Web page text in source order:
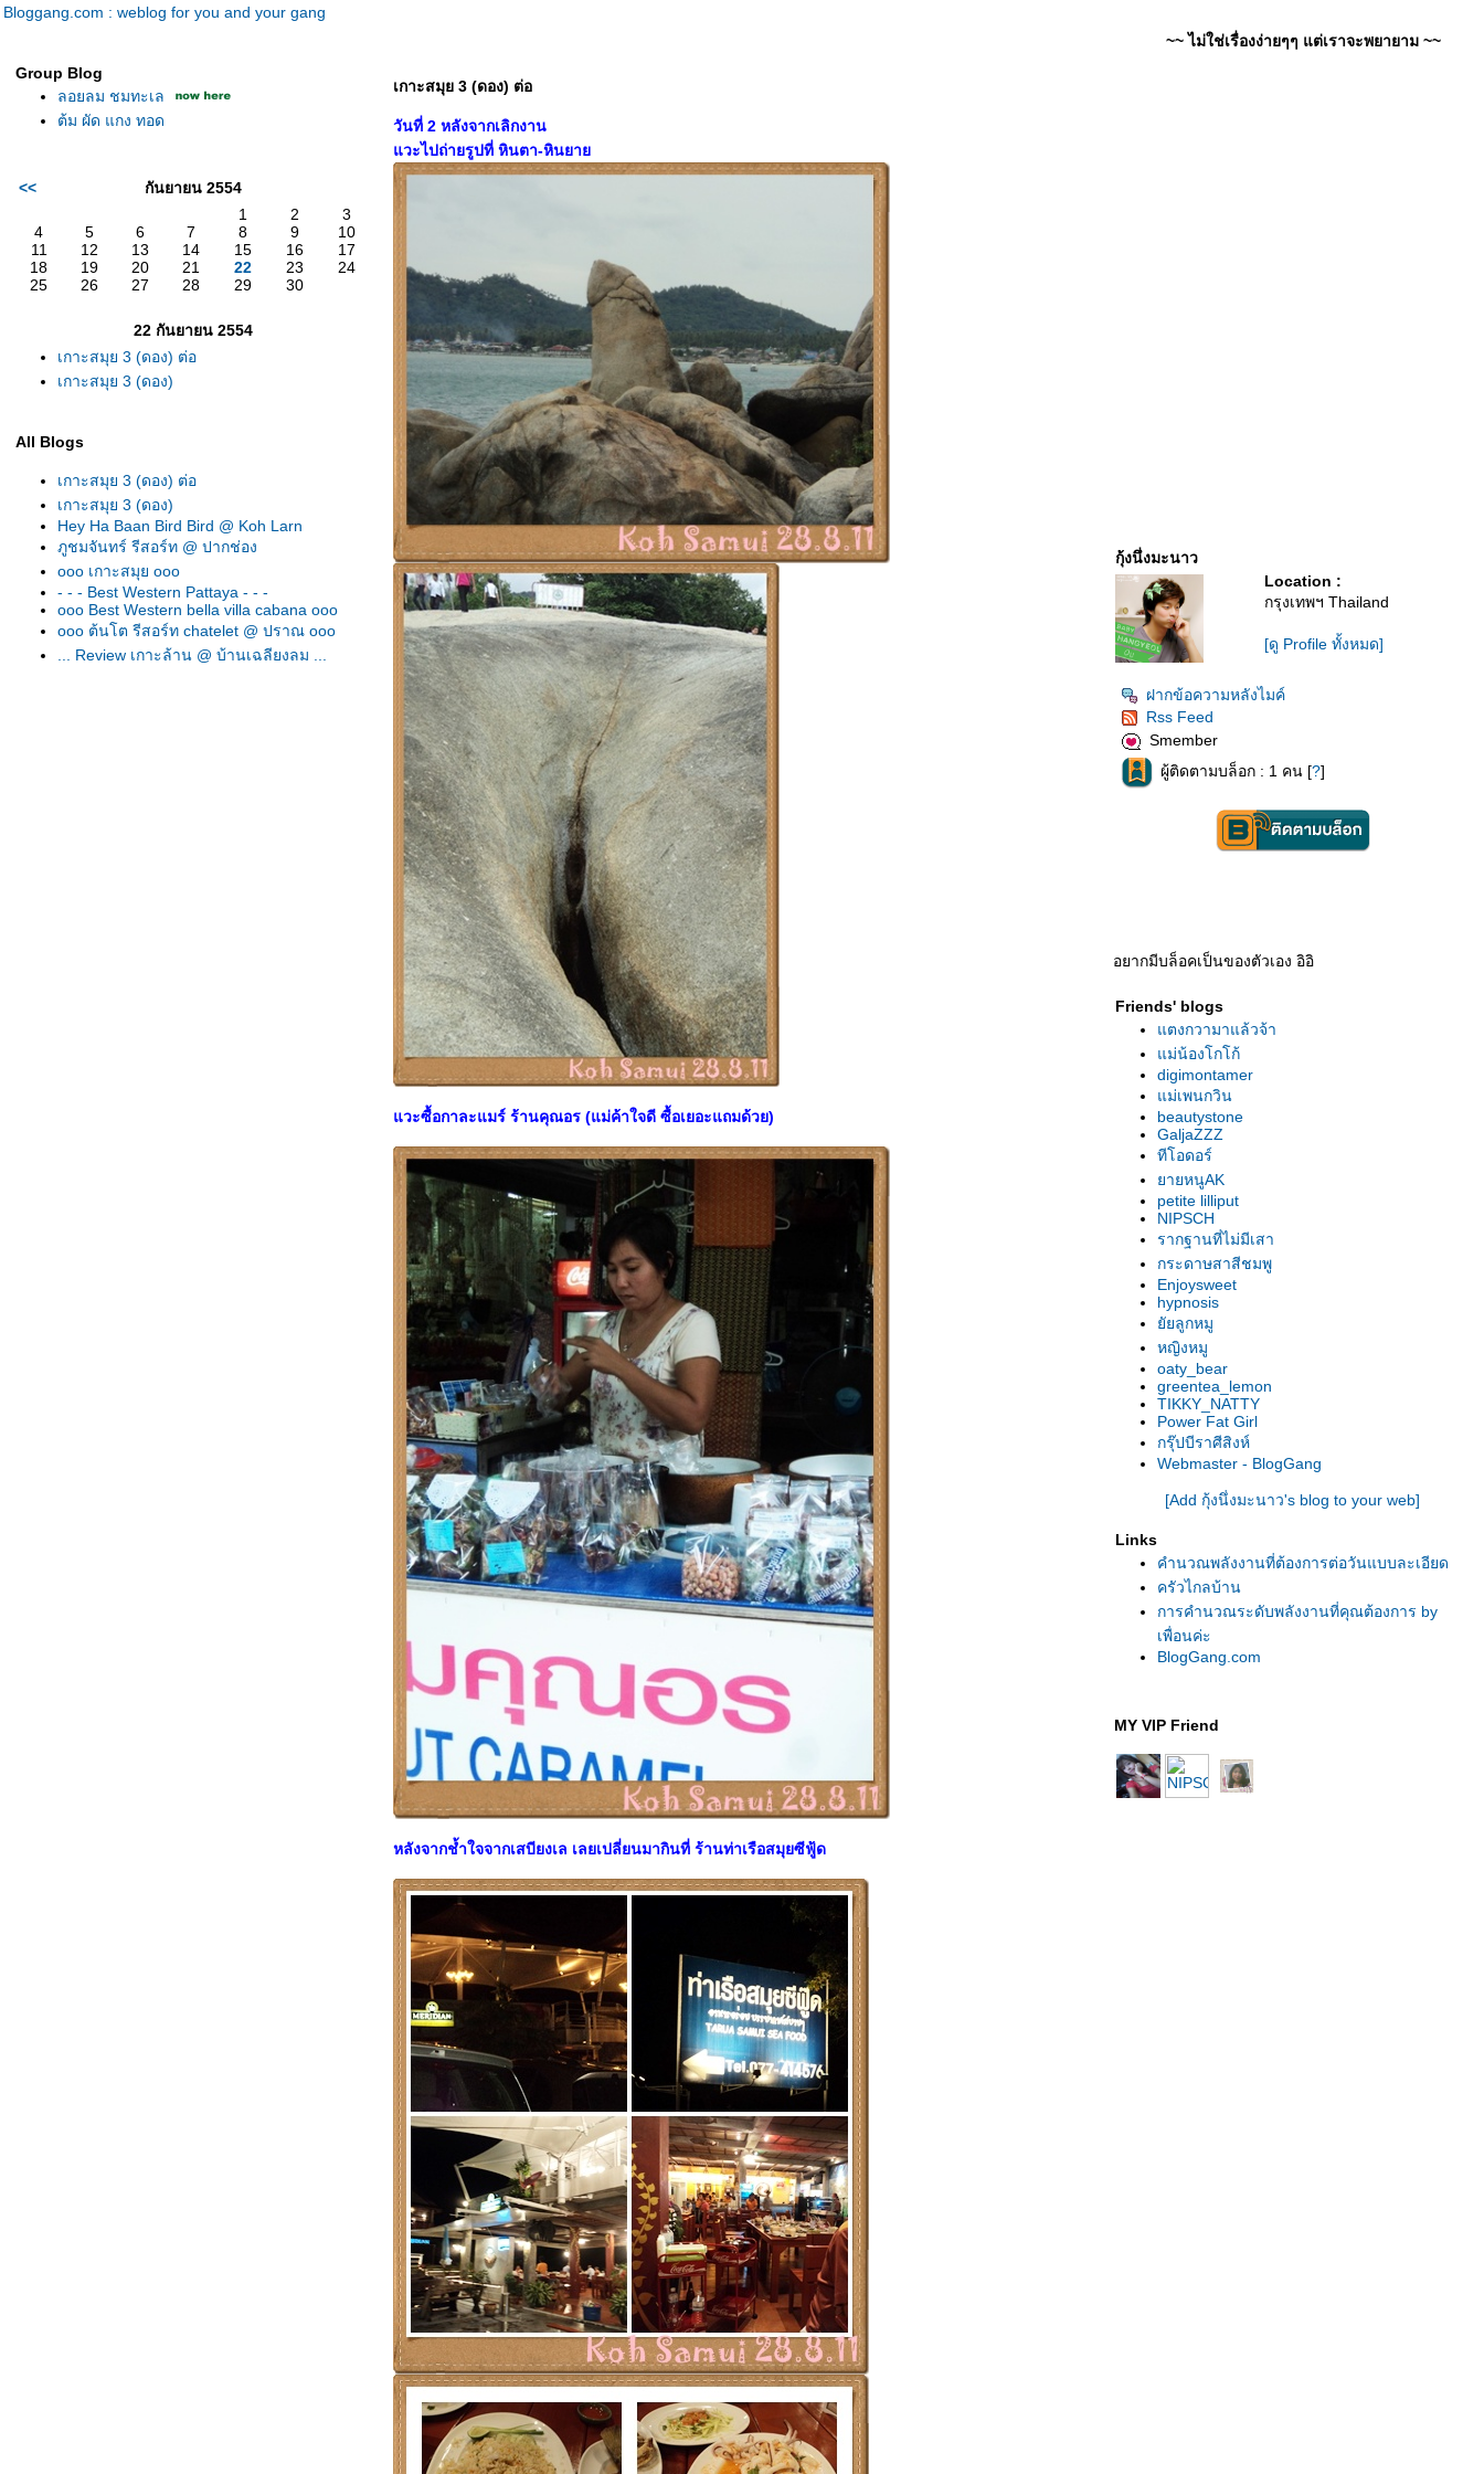
Bloggang.com : weblog for you and your gang
~~ ไม่ใช่เรื่องง่ายๆๆ แต่เราจะพยายาม ~~
Group Blog
ลอยลม ชมทะเล
ต้ม ผัด แกง ทอด
<<
กันยายน 2554
1
2
3
4
5 6 7 8 9
10
11
12 13 14 15 16
17
18
19 20 21 22 23
24
25
26 27 28 29 30
22 กันยายน 2554
เกาะสมุย 3 (ดอง) ต่อ
เกาะสมุย 3 (ดอง)
All Blogs
เกาะสมุย 3 (ดอง) ต่อ
เกาะสมุย 3 (ดอง)
Hey Ha Baan Bird Bird @ Koh Larn
ภูชมจันทร์ รีสอร์ท @ ปากช่อง
ooo เกาะสมุย ooo
- - - Best Western Pattaya - - -
ooo Best Western bella villa cabana ooo
ooo ต้นโต รีสอร์ท chatelet @ ปราณ ooo
... Review เกาะล้าน @ บ้านเฉลียงลม ...
เกาะสมุย 3 (ดอง) ต่อ
วันที่ 2 หลังจากเลิกงาน
วะไปถ่ายรูปที่ หินตา-หินยา
วะซื้อกาละแมร์ ร้านคุณอร (แม่ค้าใจดี ซื้อเยอะแถมด้วย)
หลังจากช้ำใจจากเสบียงเล เลยเปลี่ยนมากินที่ ร้านท่าเรือสมุยซีฟู้ด
กุ้งนึ่งมะนาว
Location :
กรุงเทพฯ Thailand
[ดู Profile ทั้งหมด]
ฝากข้อความหลังไมค์
Rss Feed
Smember
ผู้ติดตามบล็อก : 1 คน [?]
อยากมีบล็อคเป็นของตัวเอง อิอิ
Friends' blogs
ตงกวามาแล้วจ้า
ม่น้องโกโก้
digimontamer
ม่เพนกวิน
beautystone
GaljaZZZ
ทีโอดอร์
ายหนูAK
petite lilliput
NIPSCH
รากฐานที่ไม่มีเสา
กระดาษสาสีชมพู
Enjoysweet
hypnosis
ัยลูกหมู
หญิงหมู
oaty_bear
greentea_lemon
TIKKY_NATTY
Power Fat Girl
กรุ๊ปบีราศีสิงห์
Webmaster - BlogGang
[Add กุ้งนึ่งมะนาว's blog to your web]
Links
คำนวณพลังงานที่ต้องการต่อวันแบบละเอียด
ครัวไกลบ้าน
การคำนวณระดับพลังงานที่คุณต้องการ by
เพื่อนค่ะ
BlogGang.com
MY VIP Friend